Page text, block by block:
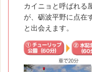
カイニョと呼ばれる
が、砺波平野に点在
と出会えます。